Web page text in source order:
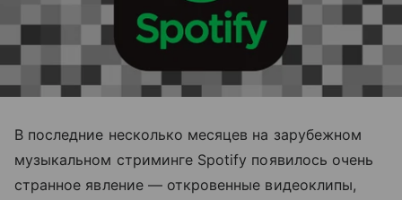
В последние несколько месяцев на зарубежном
музыкальном стриминге Spotify появилось очень
странное явление — откровенные видеоклипы,